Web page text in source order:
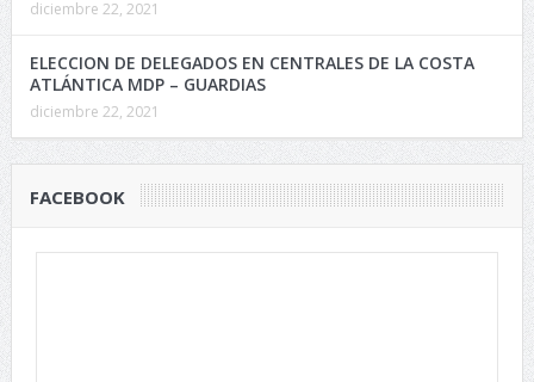
diciembre 22, 2021
ELECCION DE DELEGADOS EN CENTRALES DE LA COSTA
ATLÁNTICA MDP – GUARDIAS
diciembre 22, 2021
FACEBOOK